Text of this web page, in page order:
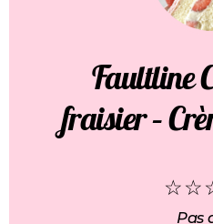
Faultline
fraisier –
☆
☆
Pas